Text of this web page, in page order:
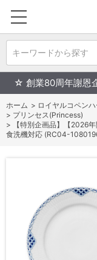
キーワードから探す
☆ 創業80周年謝恩
ホーム > ロイヤルコペン
> プリンセス(Princess)
>
【特別企画品】【2026
食洗機対応 (RC04-